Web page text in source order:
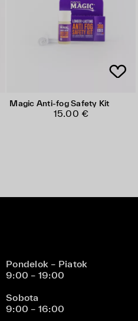
Magic Anti-fog Safety Kit
15.00 €
Pondelok – Piatok
9:00 – 19:00
Sobota
9:00 – 16:00